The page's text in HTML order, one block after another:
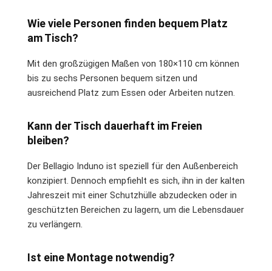
Wie viele Personen finden bequem Platz
am Tisch?
Mit den großzügigen Maßen von 180×110 cm können
bis zu sechs Personen bequem sitzen und
ausreichend Platz zum Essen oder Arbeiten nutzen.
Kann der Tisch dauerhaft im Freien
bleiben?
Der Bellagio Induno ist speziell für den Außenbereich
konzipiert. Dennoch empfiehlt es sich, ihn in der kalten
Jahreszeit mit einer Schutzhülle abzudecken oder in
geschützten Bereichen zu lagern, um die Lebensdauer
zu verlängern.
Ist eine Montage notwendig?